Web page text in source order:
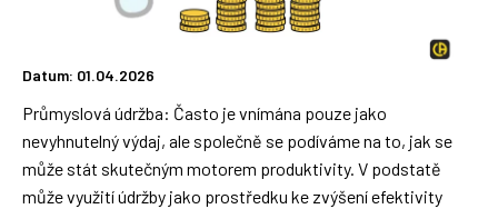
Datum: 01.04.2026
Průmyslová údržba: Často je vnímána pouze jako
nevyhnutelný výdaj, ale společně se podíváme na to, jak se
může stát skutečným motorem produktivity. V podstatě
může využití údržby jako prostředku ke zvýšení efektivity